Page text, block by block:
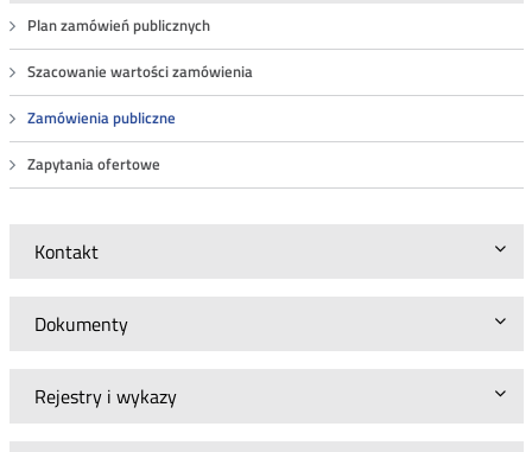
Plan zamówień publicznych
Szacowanie wartości zamówienia
Zamówienia publiczne
Zapytania ofertowe
Kontakt
Dokumenty
Rejestry i wykazy